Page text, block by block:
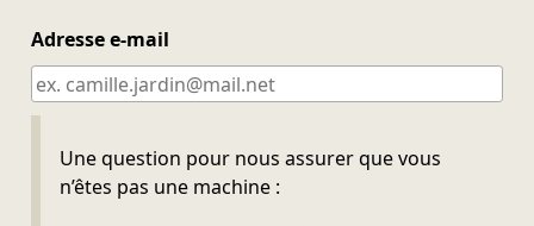
Adresse e-mail
Une question pour nous assurer que vous
n’êtes pas une machine :
Ne pas remplir